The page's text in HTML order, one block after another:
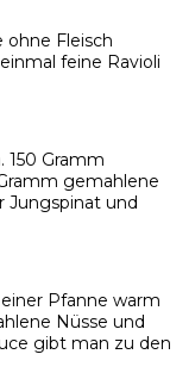
ohne Fleisch
feine Ravioli
Gramm
gemahlene
Jungspinat und
Pfanne warm
Nüsse und
gibt man zu den